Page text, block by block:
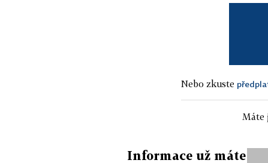
Nebo zkuste
Máte
Informace už máte